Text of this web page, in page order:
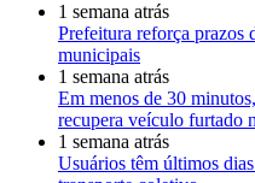
1 semana atrás
Prefeitura reforça prazos
municipais
1 semana atrás
Em menos de 30
recupera veículo furtado
1 semana atrás
Usuários têm últimos